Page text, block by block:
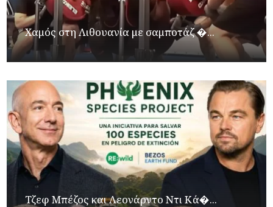
Χαμός στη Λιθουανία με σαμποτάζ �...
Τζεφ Μπέζος και Λεονάρντο Ντι Κά�...